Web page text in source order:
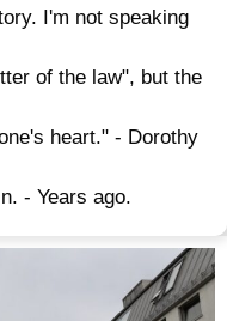
I'm not speaking
of the law", but the
heart." - Dorothy
- Years ago.